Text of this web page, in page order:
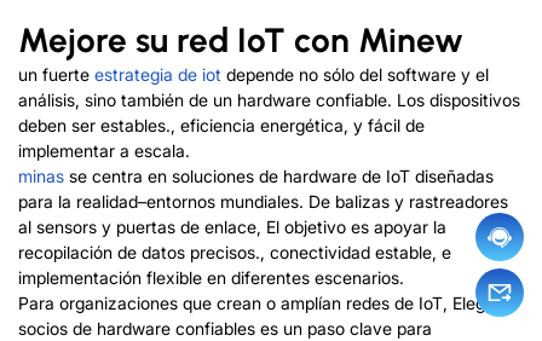
Mejore su red IoT con Minew
un fuerte estrategia de iot depende no sólo del software y el
análisis, sino también de un hardware confiable. Los dispositivos
deben ser estables., eficiencia energética, y fácil de
implementar a escala.
minas se centra en soluciones de hardware de IoT diseñadas
para la realidad–entornos mundiales. De balizas y rastreadores
al sensors y puertas de enlace, El objetivo es apoyar la
recopilación de datos precisos., conectividad estable, e
implementación flexible en diferentes escenarios.
Para organizaciones que crean o amplían redes de IoT, Elegir
socios de hardware confiables es un paso clave para